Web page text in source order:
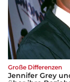
Große Differenzen
Jennifer Grey